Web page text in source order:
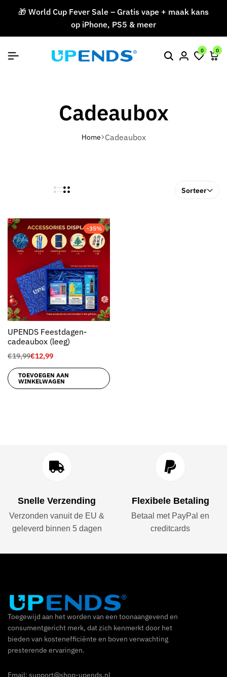
🎁 World Cup Fever Sale – Gratis vape + maak kans
op iPhone, PS5 & meer
0 0
Cadeaubox
Home Cadeaubox
Sorteer
-35%
UPENDS Feestdagen-
cadeaubox (leeg)
€19,99€12,99
TOEVOEGEN AAN
WINKELWAGEN
Snelle Verzending
Verzonden vanuit de EU &
geleverd binnen 5 dagen
Flexibele Betaling
Betaal met PayPal en
creditcards
Toegewijd aan het worden van een toonaangevend en
consumentgericht merk, dat zich kenmerkt door het
bieden van kostenefficiënte en boven verwachting
presterende ervaringen.
Email: support@shop-upends.nl